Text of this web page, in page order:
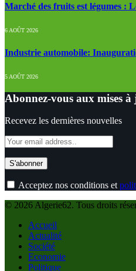
Marché des fruits est légumes :
6 AOÛT 2026
Industrie automobile:
5 AOÛT 2026
Abonnez-vous aux mises
Recevez les dernières nouvelles
Acceptez nos conditions et
© 2026 Algerie62. Tous droits
Accueil
Actualité
Société
Economie
Politique